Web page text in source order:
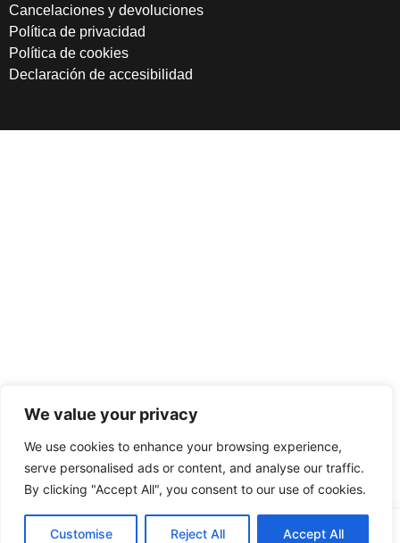
We value your privacy
We use cookies to enhance your browsing experience,
serve personalised ads or content, and analyse our traffic.
By clicking "Accept All", you consent to our use of cookies.
Customise Reject All Accept All
Cancelaciones y devoluciones
Política de privacidad
Política de cookies
Declaración de accesibilidad